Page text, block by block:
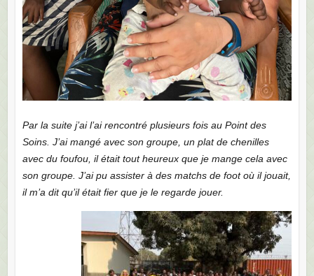
Par la suite j’ai l’ai rencontré plusieurs fois au Point des
Soins. J’ai mangé avec son groupe, un plat de chenilles
avec du foufou, il était tout heureux que je mange cela avec
son groupe. J’ai pu assister à des matchs de foot où il jouait,
il m’a dit qu’il était fier que je le regarde jouer.